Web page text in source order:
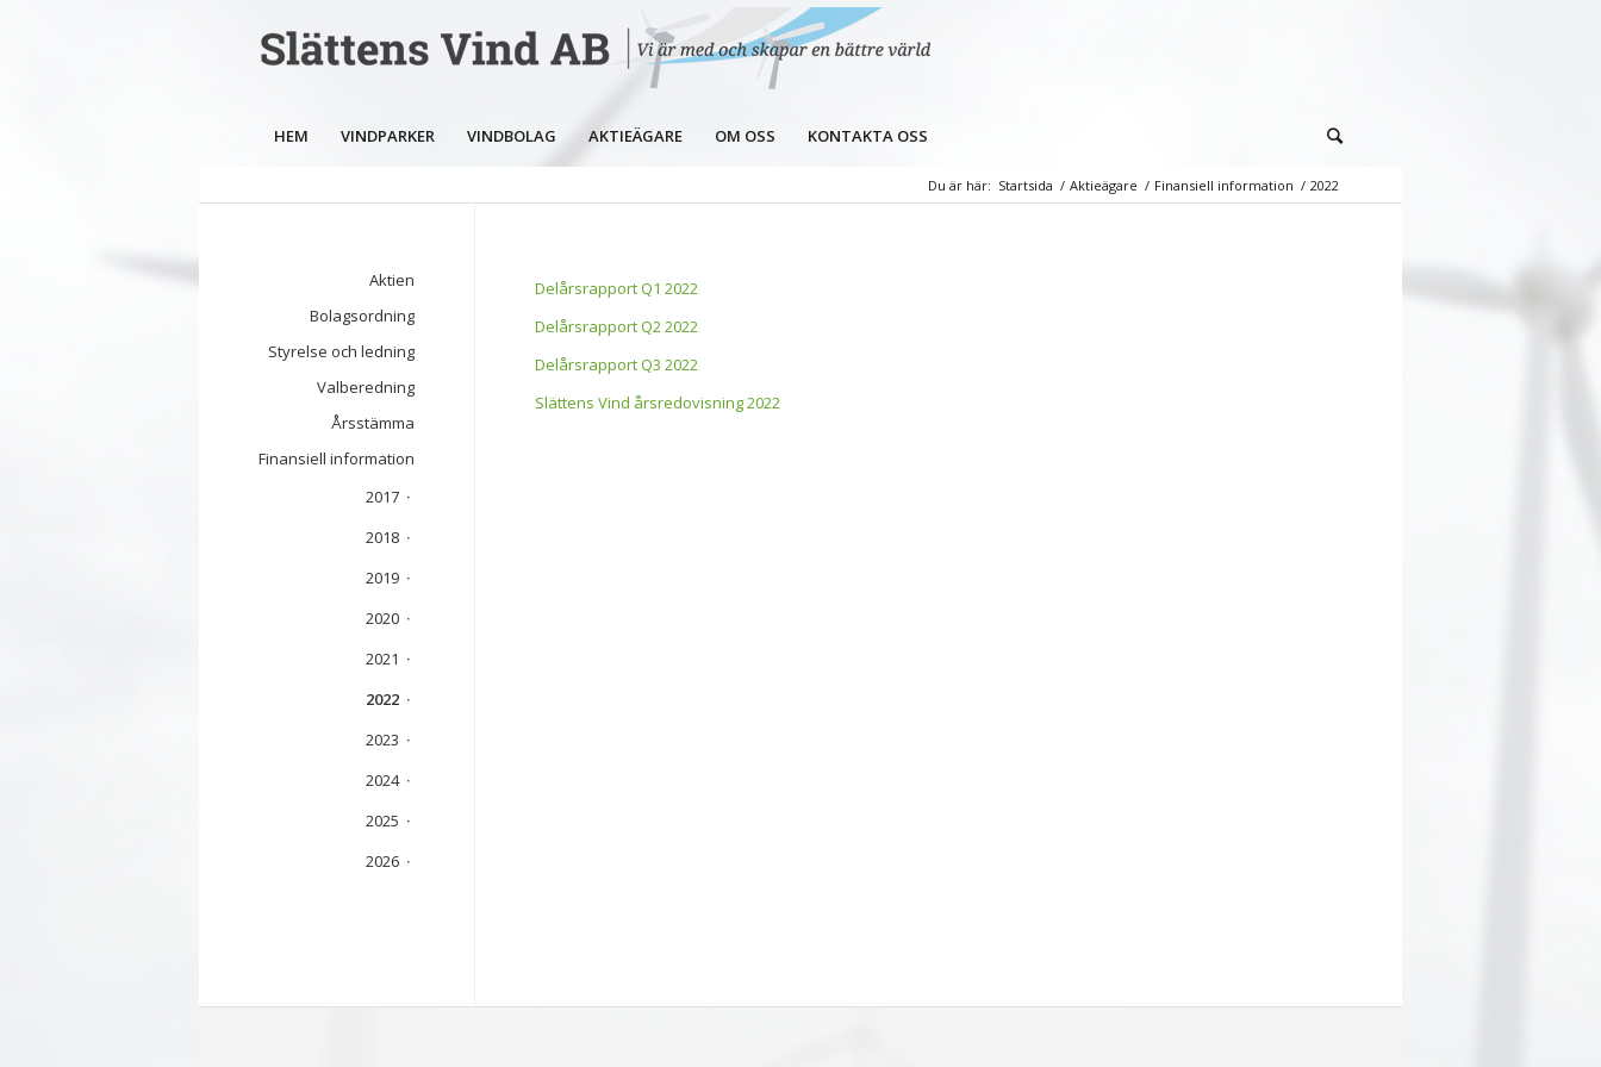
HEM VINDPARKER VINDBOLAG AKTIEÄGARE OM OSS KONTAKTA OSS
Du är här: Startsida / Aktieägare / Finansiell information / 2022
Delårsrapport Q1 2022
Delårsrapport Q2 2022
Delårsrapport Q3 2022
Slättens Vind årsredovisning 2022
Aktien
Bolagsordning
Styrelse och ledning
Valberedning
Årsstämma
Finansiell information
2017
2018
2019
2020
2021
2022
2023
2024
2025
2026